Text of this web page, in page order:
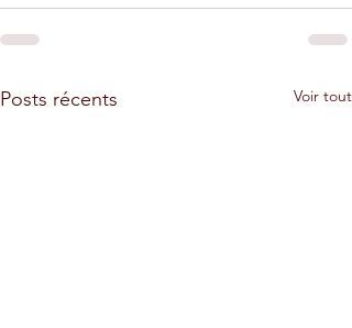
Posts récents Voir tout